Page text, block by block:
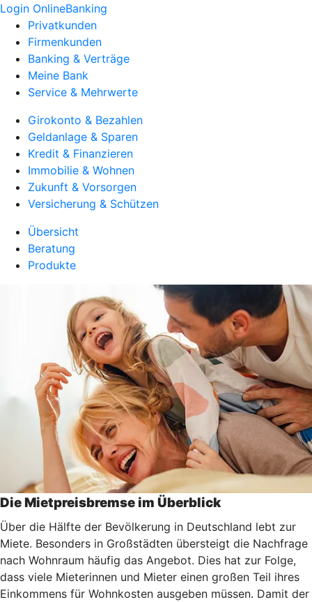
Login OnlineBanking
Privatkunden
Firmenkunden
Banking & Verträge
Meine Bank
Service & Mehrwerte
Girokonto & Bezahlen
Geldanlage & Sparen
Kredit & Finanzieren
Immobilie & Wohnen
Zukunft & Vorsorgen
Versicherung & Schützen
Übersicht
Beratung
Produkte
Die Mietpreisbremse im Überblick
Über die Hälfte der Bevölkerung in Deutschland lebt zur
Miete. Besonders in Großstädten übersteigt die Nachfrage
nach Wohnraum häufig das Angebot. Dies hat zur Folge,
dass viele Mieterinnen und Mieter einen großen Teil ihres
Einkommens für Wohnkosten ausgeben müssen. Damit der